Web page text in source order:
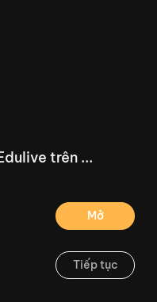
/--
Thoát
trên ...
Mở
Tiếp tục